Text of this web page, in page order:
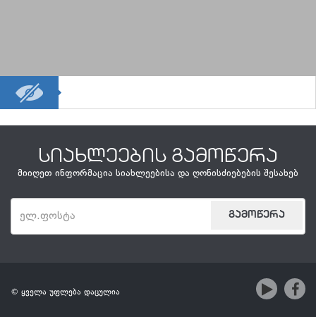
სიახლეების გამოწერა
მიიღეთ ინფორმაცია სიახლეებისა და ღონისძიებების შესახებ
© ყველა უფლება დაცულია